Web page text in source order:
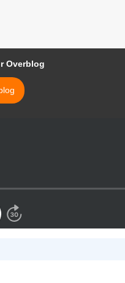
Overblog